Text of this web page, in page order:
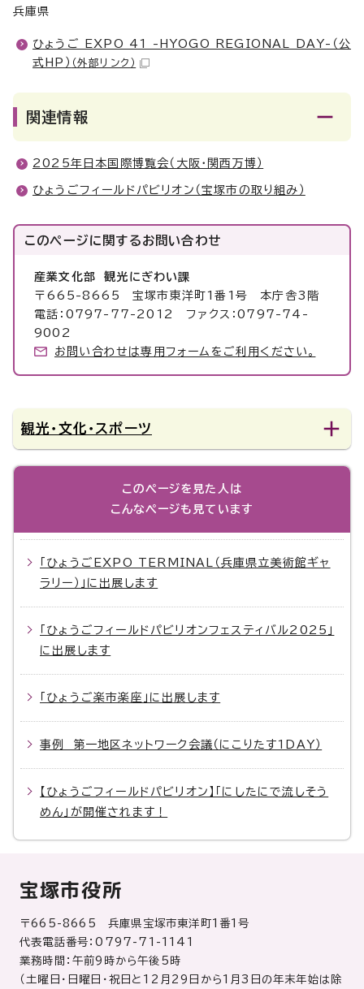
兵庫県
ひょうご EXPO 41 -HYOGO REGIONAL DAY-（公
式HP） （外部リンク）
関連情報
2025年日本国際博覧会（大阪・関西万博）
ひょうごフィールドパビリオン（宝塚市の取り組み）
このページに関するお問い合わせ
産業文化部 観光にぎわい課
〒665-8665 宝塚市東洋町1番1号 本庁舎3階
電話：0797-77-2012 ファクス：0797-74-
9002
お問い合わせは専用フォームをご利用ください。
観光・文化・スポーツ
このページを見た人は
こんなページも見ています
「ひょうごEXPO TERMINAL（兵庫県立美術館ギャ
ラリー）」に出展します
「ひょうごフィールドパビリオンフェスティバル2025」
に出展します
「ひょうご楽市楽座」に出展します
事例 第一地区ネットワーク会議（にこりたす1DAY）
【ひょうごフィールドパビリオン】「にしたにで流しそう
めん」が開催されます！
宝塚市役所
〒665-8665 兵庫県宝塚市東洋町1番1号
代表電話番号：0797-71-1141
業務時間：午前9時から午後5時
（土曜日・日曜日・祝日と12月29日から1月3日の年末年始は除